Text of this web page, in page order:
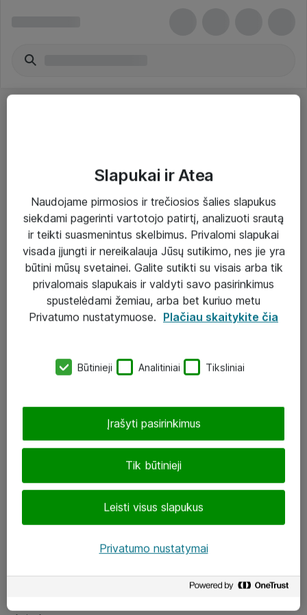
Paslaugos
Sprendimai
Įgyvendinti projektai
Atea ekspertų patarimai verslui
eShop@atea.lt
LinkedIn
Slapukai ir Atea
Naudojame pirmosios ir trečiosios šalies slapukus
siekdami pagerinti vartotojo patirtį, analizuoti srautą
ir teikti suasmenintus skelbimus. Privalomi slapukai
visada įjungti ir nereikalauja Jūsų sutikimo, nes jie yra
būtini mūsų svetainei. Galite sutikti su visais arba tik
privalomais slapukais ir valdyti savo pasirinkimus
spustelėdami žemiau, arba bet kuriuo metu
Privatumo nustatymuose. Plačiau skaitykite čia
Būtinieji Analitiniai Tiksliniai
Tik būtinieji
Leisti visus slapukus
Įrašyti pasirinkimus
Privatumo nustatymai